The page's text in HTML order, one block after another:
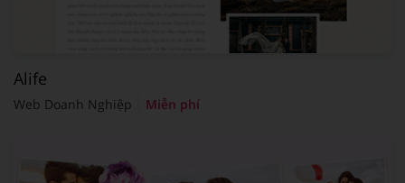
Alife
Web Doanh Nghiệp Miễn phí